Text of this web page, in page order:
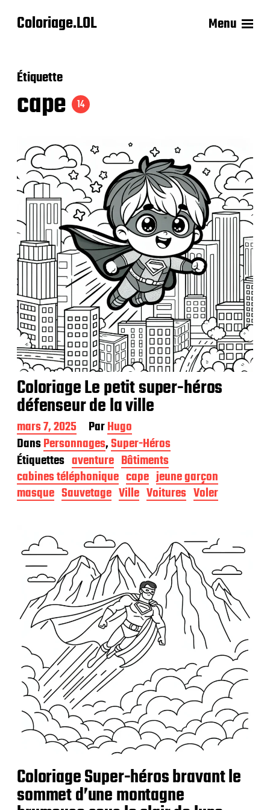
Coloriage.LOL Menu
Étiquette
cape 14
Coloriage Le petit super-héros
défenseur de la ville
D
a
t
e
d
e
p
c
n
mars 7, 2025 ParHugo
DansPersonnages,Super-Héros
Étiquettes aventure Bâtiments
cabines téléphonique cape jeune garçon
masque Sauvetage Ville Voitures Voler
Coloriage Super-héros bravant le
sommet d’une montagne